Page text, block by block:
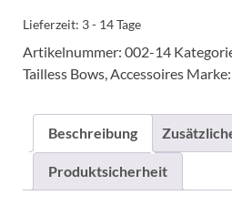
Lieferzeit: 3 - 14 Tage
Artikelnummer: 002-14
Tailless Bows Accessoires Marke:
Beschreibung
Produktsicherheit